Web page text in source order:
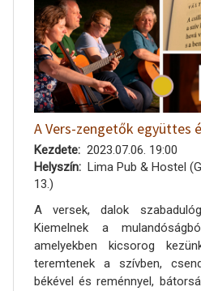
A Vers-zengetők együttes
Kezdete
2023.07.06. 19:00
Helyszín
Lima Pub & Hostel
13.)
A versek, dalok
Kiemelnek a
amelyekben kicsorog
teremtenek a szívben,
békével és reménnyel,